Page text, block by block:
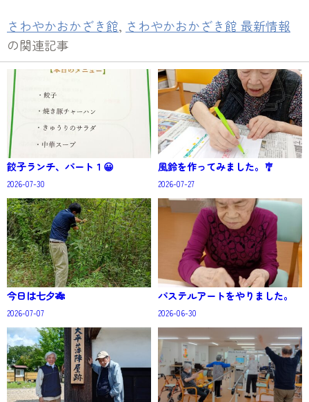
さわやかおかざき館, さわやかおかざき館 最新情報
の関連記事
餃子ランチ、パート１😀
2026-07-30
風鈴を作ってみました。🎐
2026-07-27
今日は七夕🎋
2026-07-07
パステルアートをやりました。
2026-06-30